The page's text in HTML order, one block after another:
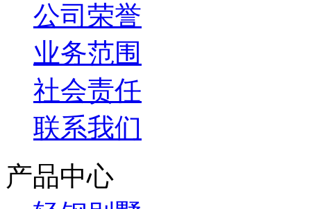
公司荣誉
业务范围
社会责任
联系我们
产品中心